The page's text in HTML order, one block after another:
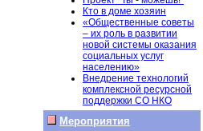
Кто в доме хозяин
«Общественные советы
– их роль в развитии
новой системы оказания
социальных услуг
населению»
Внедрение технологий
комплексной ресурсной
поддержки СО НКО
Мероприятия